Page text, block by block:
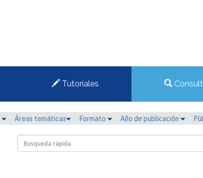
Tutoriales
Áreas temáticas Formato Año de publicación